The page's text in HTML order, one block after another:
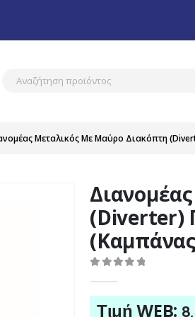
Μεταλικός Με Μαύρο Διακόπτη
(Diverter)
Τιμή WEB: